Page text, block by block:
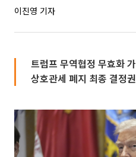
이진영 기자
트럼프 무역협정 무효화
상호관세 폐지 최종 결정